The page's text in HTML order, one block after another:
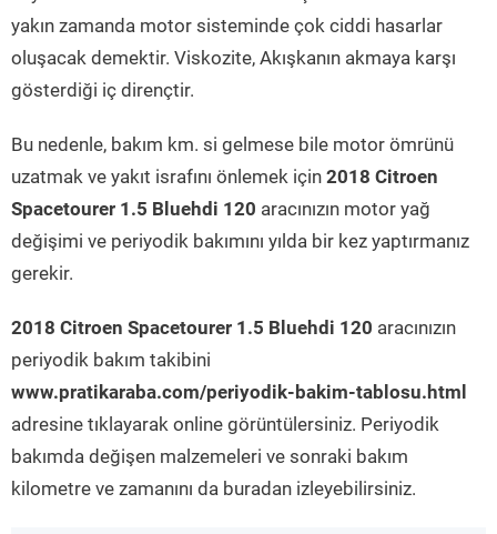
yakın zamanda motor sisteminde çok ciddi hasarlar
oluşacak demektir. Viskozite, Akışkanın akmaya karşı
gösterdiği iç dirençtir.
Bu nedenle, bakım km. si gelmese bile motor ömrünü
uzatmak ve yakıt israfını önlemek için 2018 Citroen
Spacetourer 1.5 Bluehdi 120 aracınızın motor yağ
değişimi ve periyodik bakımını yılda bir kez yaptırmanız
gerekir.
2018 Citroen Spacetourer 1.5 Bluehdi 120 aracınızın
periyodik bakım takibini
www.pratikaraba.com/periyodik-bakim-tablosu.html
adresine tıklayarak online görüntülersiniz. Periyodik
bakımda değişen malzemeleri ve sonraki bakım
kilometre ve zamanını da buradan izleyebilirsiniz.